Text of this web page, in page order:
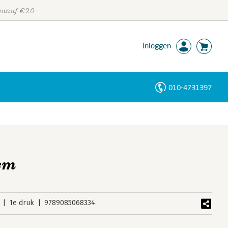
€20
Inloggen
010-4731397
1e druk 9789085068334
Personen